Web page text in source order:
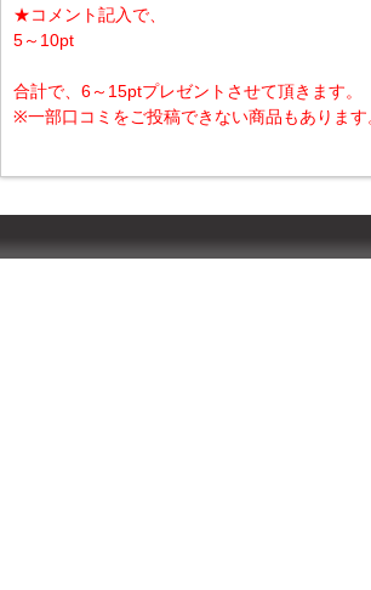
★コメント記入で、
5～10pt
合計で、6～15ptプレゼントさせて頂きます。
※一部口コミをご投稿できない商品もあります